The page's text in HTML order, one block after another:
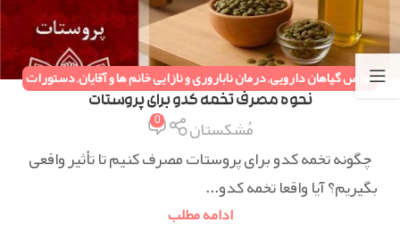
خواص گیاهان دارویی,درمان ناباروری و نازایی خانم ها و آقایان,دستورات
همه مقالات
نحوه مصرف تخمه کدو برای پروستات
مُشکستان 0
چگونه تخمه کدو برای پروستات مصرف کنیم تا تأثیر واقعی
بگیریم؟ آیا واقعا تخمه کدو...
ادامه مطلب